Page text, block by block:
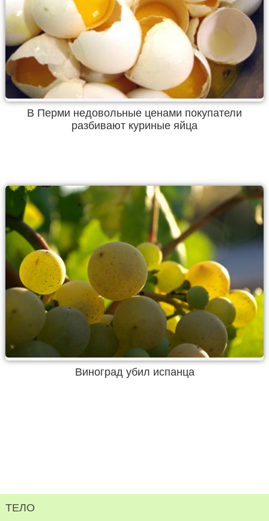
В Перми недовольные ценами покупатели
разбивают куриные яйца
Виноград убил испанца
ТЕЛО